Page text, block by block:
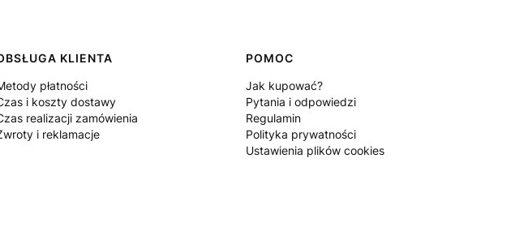
KLIENTA
płatności
i koszty dostawy
realizacji zamówienia
i reklamacje
POMOC
Jak kupować?
Pytania i odpowiedzi
Regulamin
Polityka prywatności
Ustawienia plików cookies